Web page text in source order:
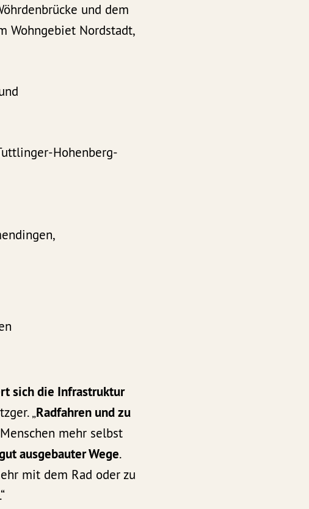
und dem
Wohngebiet Nordstadt,
Hohenberg-
sich die Infrastruktur
„Radfahren und zu
mehr selbst
ausgebauter Wege.
mit dem Rad oder zu